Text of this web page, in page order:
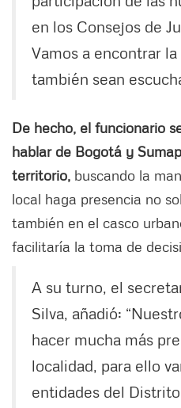
en los Consejos de
Vamos a encontrar
también sean
De hecho, el funcionario
hablar de Bogotá y
territorio, buscando la
local haga presencia no
también en el casco
facilitaría la toma de
A su turno, el
Silva, añadió:
hacer mucha más
localidad, para ello
entidades del